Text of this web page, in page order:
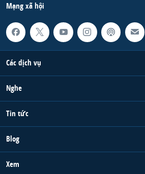
Mạng xã hội
Các dịch vụ
Nghe
Tin tức
Blog
Xem